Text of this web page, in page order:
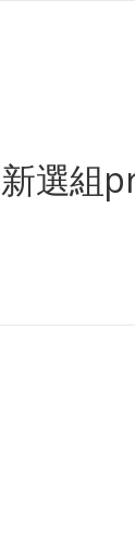
選組